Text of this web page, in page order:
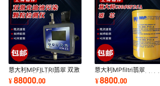
意大利MPFILTRI翡翠 双激
光油液污染颗粒检测仪
LPA3WPM101
¥88000.00
意大利MPfiltri翡翠
CS050P25A滤芯 过滤材
料汽车发动系统过滤器
¥8800.00